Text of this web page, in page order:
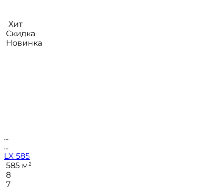
Хит
Скидка
Новинка
...
...
LX 585
585 м²
8
7